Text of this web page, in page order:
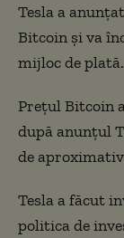
Tesla a
Bitcoin și va
mijloc de plată.
Prețul Bitcoin
după anunțul
de
Tesla a făcut
politica de